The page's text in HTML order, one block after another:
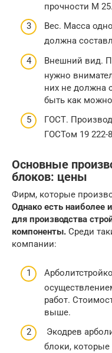
прочности М 25.
Вес. Масса
должна
Внешний вид.
нужно
них не должна
быть как
ГОСТ.
ГОСТом 19 222-
Основные
блоков: цены
Фирм, которые
Однако есть наиболее
для производства
компоненты. Среди
компании:
работ.
выше.
Экодрев
блоки, которые